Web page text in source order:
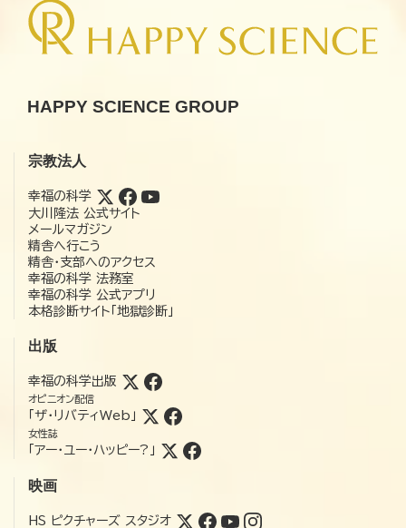
HAPPY SCIENCE GROUP
宗教法人
幸福の科学
大川隆法 公式サイト
メールマガジン
精舎へ行こう
精舎・支部へのアクセス
幸福の科学 法務室
幸福の科学 公式アプリ
本格診断サイト「地獄診断」
出版
幸福の科学出版
オピニオン配信
「ザ・リバティWeb」
女性誌
「アー・ユー・ハッピー?」
映画
HS ピクチャーズ スタジオ